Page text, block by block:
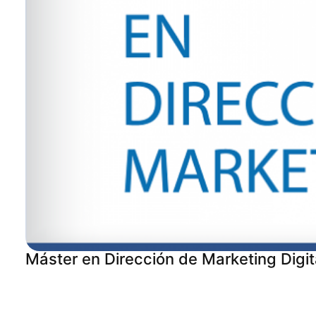
Máster en Dirección de Marketing